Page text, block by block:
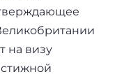
на визу